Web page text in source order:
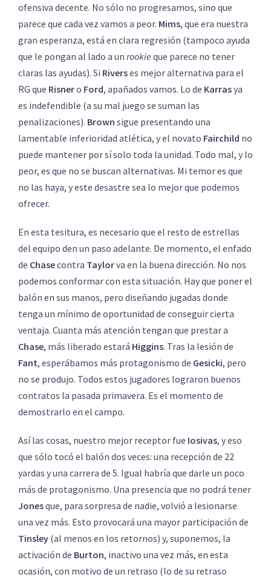
ofensiva decente. No sólo no progresamos, sino que
parece que cada vez vamos a peor. Mims, que era nuestra
gran esperanza, está en clara regresión (tampoco ayuda
que le pongan al lado a un rookie que parece no tener
claras las ayudas). Si Riverses mejor alternativa para el
RG que Risnero Ford, apañados vamos. Lo de Karrasya
es indefendible (a su mal juego se suman las
penalizaciones). Brown sigue presentando una
lamentable inferioridad atlética, y el novato Fairchild no
puede mantener por sí solo toda la unidad. Todo mal, y lo
peor, es que no se buscan alternativas. Mi temor es que
no las haya, y este desastre sea lo mejor que podemos
ofrecer.
En esta tesitura, es necesario que el resto de estrellas
del equipo den un paso adelante. De momento, el enfado
de Chasecontra Taylorva en la buena dirección. No nos
podemos conformar con esta situación. Hay que poner el
balón en sus manos, pero diseñando jugadas donde
tenga un mínimo de oportunidad de conseguir cierta
ventaja. Cuanta más atención tengan que prestar a
Chase, más liberado estará Higgins. Tras la lesión de
Fant, esperábamos más protagonismo de Gesicki, pero
no se produjo. Todos estos jugadores lograron buenos
contratos la pasada primavera. Es el momento de
demostrarlo en el campo.
Así las cosas, nuestro mejor receptor fue Iosivas, y eso
que sólo tocó el balón dos veces: una recepción de 22
yardas y una carrera de 5. Igual habría que darle un poco
más de protagonismo. Una presencia que no podrá tener
Jonesque, para sorpresa de nadie, volvió a lesionarse
una vez más. Esto provocará una mayor participación de
Tinsley (al menos en los retornos) y, suponemos, la
activación de Burton, inactivo una vez más, en esta
ocasión, con motivo de un retraso (lo de su retraso